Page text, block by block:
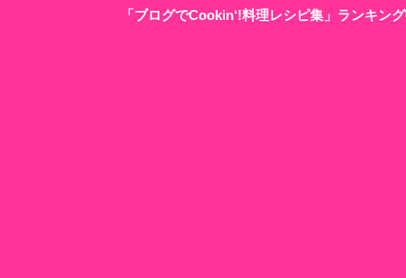
「ブログでCookin‘!料理レシピ集」ランキン